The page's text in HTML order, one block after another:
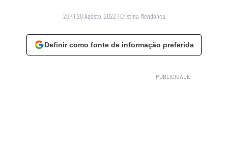
20:41 20 Agosto, 2022 | Cristina Mendonça
Definir como fonte de informação preferida